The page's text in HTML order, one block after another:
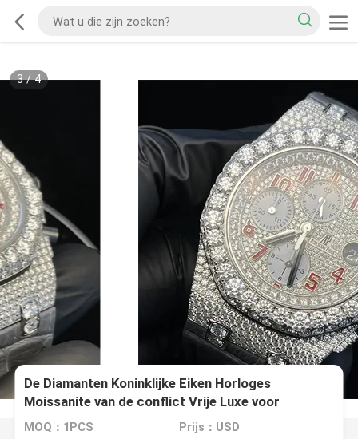
3/4
De Diamanten Koninklijke Eiken Horloges
Moissanite van de conflict Vrije Luxe voor
Vriendschappelijke Zak
MOQ：1PCS Prijs：USD